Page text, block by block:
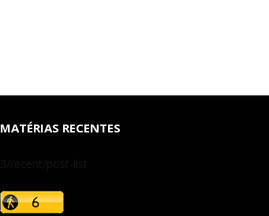
MATÉRIAS RECENTES
3/recent/post-list